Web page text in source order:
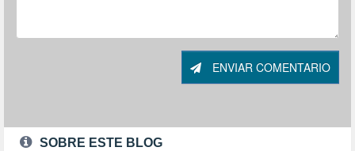
ENVIAR COMENTARIO
SOBRE ESTE BLOG